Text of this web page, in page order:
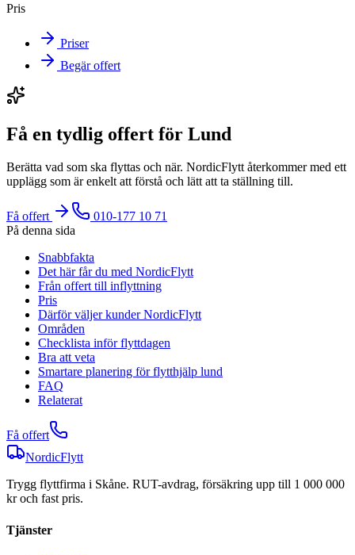
Pris
Priser
Begär offert
Få en tydlig offert för Lund
Berätta vad som ska flyttas och när. NordicFlytt återkommer med ett
upplägg som är enkelt att förstå och lätt att ta ställning till.
Få offert
010-177 10 71
På denna sida
Snabbfakta
Det här får du med NordicFlytt
Från offert till inflyttning
Pris
Därför väljer kunder NordicFlytt
Områden
Checklista inför flyttdagen
Bra att veta
Smartare planering för flytthjälp lund
FAQ
Relaterat
Få offert
NordicFlytt
Trygg flyttfirma i Skåne. RUT-avdrag, försäkring upp till 1 000 000
kr och fast pris.
Tjänster